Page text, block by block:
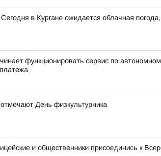
в Кургане ожидается облачная
функционировать сервис по
День физкультурника
и общественники присоединись к